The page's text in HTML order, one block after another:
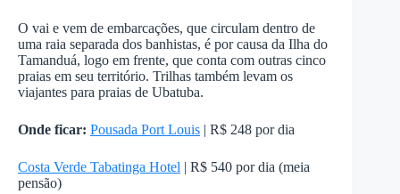
O vai e vem de embarcações, que circulam dentro de
uma raia separada dos banhistas, é por causa da Ilha do
Tamanduá, logo em frente, que conta com outras cinco
praias em seu território. Trilhas também levam os
viajantes para praias de Ubatuba.
Onde ficar: Pousada Port Louis | R$ 248 por dia
Costa Verde Tabatinga Hotel | R$ 540 por dia (meia
pensão)